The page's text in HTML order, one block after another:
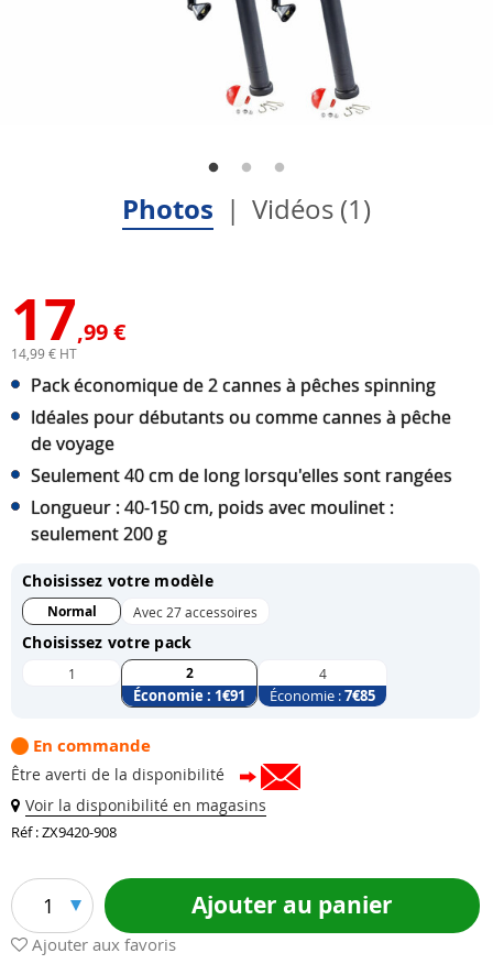
Photos Vidéos (1)
17,99 €
14,99 € HT
Pack économique de 2 cannes à pêches spinning
Idéales pour débutants ou comme cannes à pêche
de voyage
Seulement 40 cm de long lorsqu'elles sont rangées
Longueur : 40-150 cm, poids avec moulinet :
seulement 200 g
Choisissez votre modèle
Normal Avec 27 accessoires
Choisissez votre pack
1 2
Économie : 1€91
4
Économie :7€85
En commande
Être averti de la disponibilité
Voir la disponibilité en magasins
Réf : ZX9420-908
1 Ajouter au panier
Ajouter aux favoris